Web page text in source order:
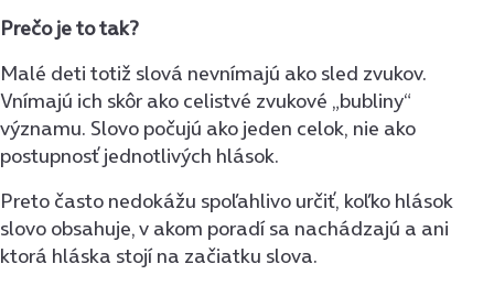
Prečo je to tak?
Malé deti totiž slová nevnímajú ako sled zvukov.
Vnímajú ich skôr ako celistvé zvukové „bubliny“
významu. Slovo počujú ako jeden celok, nie ako
postupnosť jednotlivých hlások.
Preto často nedokážu spoľahlivo určiť, koľko hlások
slovo obsahuje, v akom poradí sa nachádzajú a ani
ktorá hláska stojí na začiatku slova.